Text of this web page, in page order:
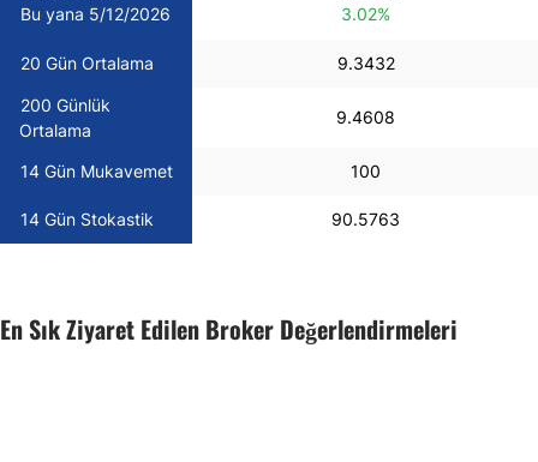
Commodities
Bu yana 5/12/2026
3.02%
20 Gün Ortalama 9.3432
200 Günlük
Ortalama
9.4608
14 Gün Mukavemet 100
14 Gün Stokastik 90.5763
En Sık Ziyaret Edilen Broker Değerlendirmeleri